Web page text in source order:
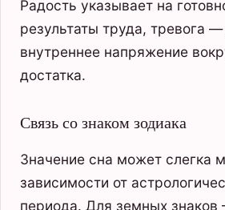
Радость указывает на
результаты труда, тревога —
внутреннее напряжение
достатка.
Связь со знаком зодиака
Значение сна может слегка
зависимости от
периода. Для земных